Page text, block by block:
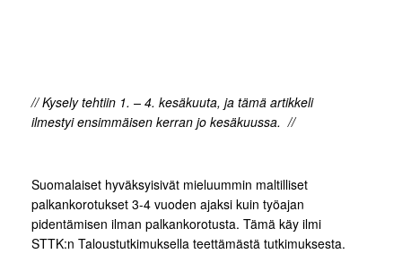
// Kysely tehtiin 1. – 4. kesäkuuta, ja tämä artikkeli
ilmestyi ensimmäisen kerran jo kesäkuussa. //
Suomalaiset hyväksyisivät mieluummin maltilliset
palkankorotukset 3-4 vuoden ajaksi kuin työajan
pidentämisen ilman palkankorotusta. Tämä käy ilmi
STTK:n Taloustutkimuksella teettämästä tutkimuksesta.